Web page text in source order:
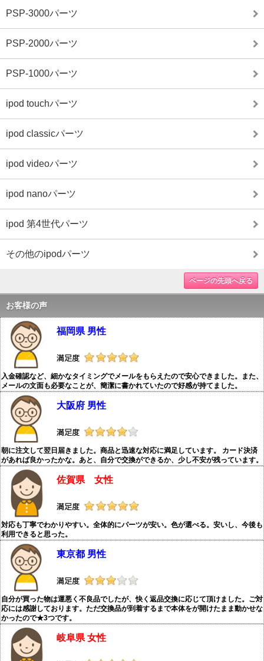
PSP-3000パーツ
PSP-2000パーツ
PSP-1000パーツ
ipod touchパーツ
ipod classicパーツ
ipod videoパーツ
ipod nanoパーツ
ipod 第4世代パーツ
その他のipodパーツ
ページの先頭へ戻る
お客様の声
福岡県 男性
入金確認など、細かなタイミングでメールをもらえたので安心できました。また、
メールの文面も必要なことが、簡潔に書かれていたので好感が持てました。
大阪府 男性
朝に注文して翌日届きました。商品と迅速な対応に満足しています。 カード決済
があれば良かったかな。あと、自分で交換ができるか、少し不安が残っています。
佐賀県 女性
対応も丁寧でわかりやすい。全体的にパーツが安い。色が選べる。安いし、今後も
利用できると思った。
東京都 男性
自分が買った物は運悪く不良品でしたが、快く返品交換に応じて頂けました。ご対
応には感謝しております。ただ交換品が到着するまで本体をが開けたまま動かせな
かったので★3つです。
岐阜県 女性